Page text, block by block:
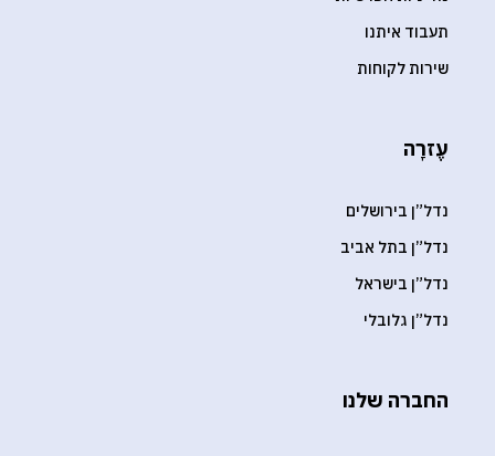
תעבוד איתנו
שירות לקוחות
עֶזרָה
נדל”ן בירושלים
נדל”ן בתל אביב
נדל”ן בישראל
נדל”ן גלובלי
החברה שלנו